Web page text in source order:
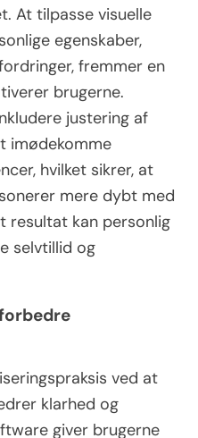
At tilpasse visuelle
egenskaber,
fremmer en
brugerne.
justering af
imødekomme
hvilket sikrer, at
mere dybt med
resultat kan personlig
selvtillid og
ved at
klarhed og
giver brugerne